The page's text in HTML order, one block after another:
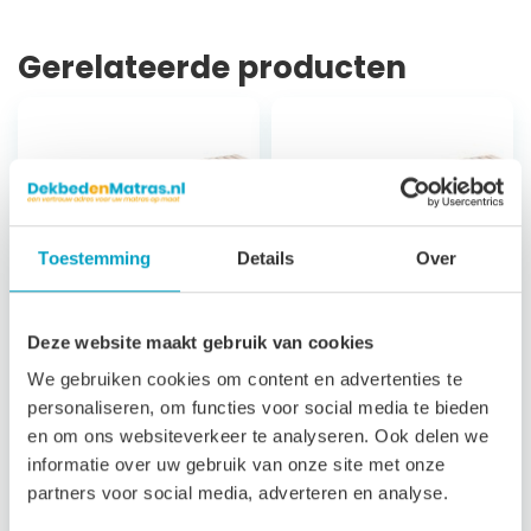
Toestemming Details Over
Deze website maakt gebruik van cookies
We gebruiken cookies om content en advertenties te
personaliseren, om functies voor social media te bieden
en om ons websiteverkeer te analyseren. Ook delen we
informatie over uw gebruik van onze site met onze
partners voor social media, adverteren en analyse.
Gerelateerde producten
Koudschuim
Matras Milos
7 zones
ondersteuning
Koudschuim
Matras Andros
Climat
7 zones